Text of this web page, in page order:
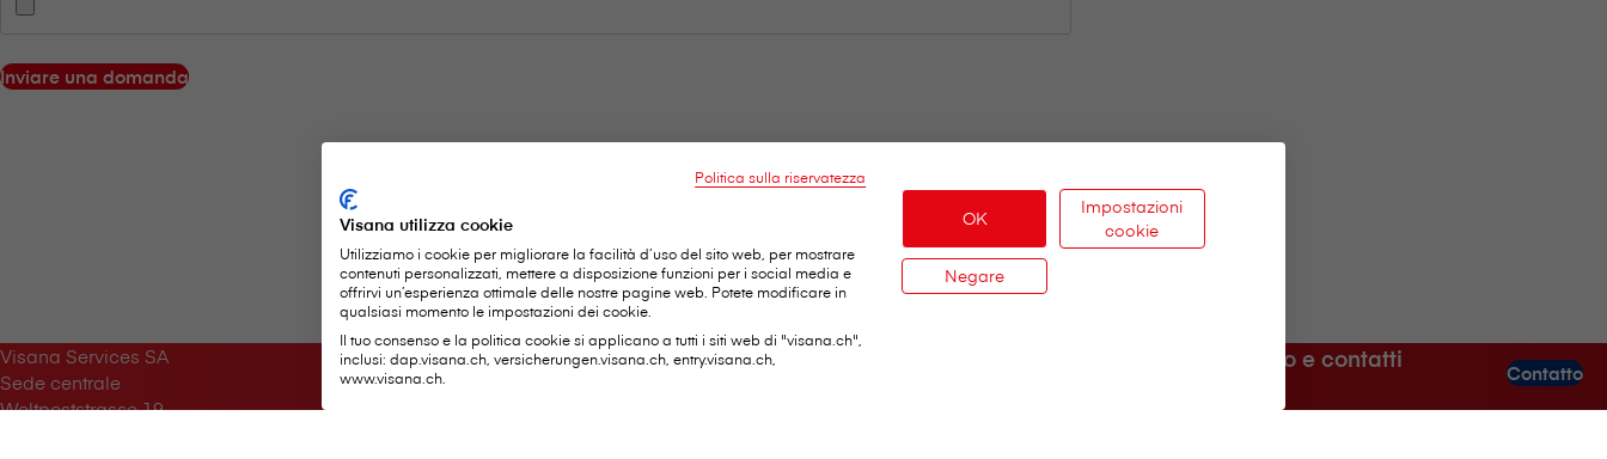
Contatto
Inviare una domanda
V⁠i⁠s⁠a⁠n⁠a Services SA
Sede centrale
Weltpoststrasse 19
Servizi importanti A proposito di V⁠i⁠s⁠a⁠n⁠a Aiuto e contatti
Agenzia nelle mie vicinanze
Politica sulla riservatezza
Visana utilizza cookie
Utilizziamo i cookie per migliorare la facilità d’uso del sito web, per mostrare
contenuti personalizzati, mettere a disposizione funzioni per i social media e
offrirvi un’esperienza ottimale delle nostre pagine web. Potete modificare in
qualsiasi momento le impostazioni dei cookie.
Il tuo consenso e la politica cookie si applicano a tutti i siti web di "visana.ch",
inclusi: dap.visana.ch, versicherungen.visana.ch, entry.visana.ch,
www.visana.ch.
OK
Impostazioni
cookie
Negare